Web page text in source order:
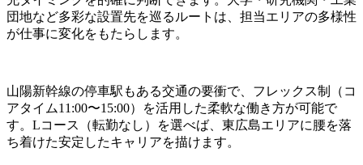
団地など多彩な設置先を巡るルートは、担当エリアの多様性
が仕事に変化をもたらします。
山陽新幹線の停車駅もある交通の要衝で、フレックス制（コ
アタイム11:00〜15:00）を活用した柔軟な働き方が可能で
す。Lコース（転勤なし）を選べば、東広島エリアに腰を落
ち着けた安定したキャリアを描けます。